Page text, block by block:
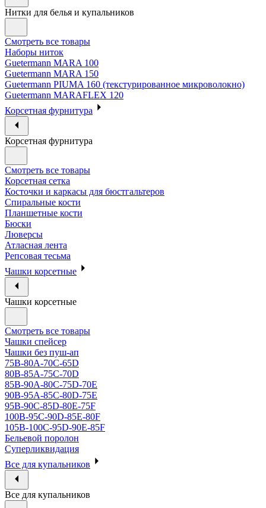
Нитки для белья и купальников
Смотреть все товары
Наборы ниток
Guetermann MARA 100
Guetermann MARA 150
Guetermann PIUMA 160 (текстурированное микроволокно)
Guetermann MARAFLEX 120
Корсетная фурнитура
Корсетная фурнитура
Смотреть все товары
Корсетная сетка
Косточки и каркасы для бюстгальтеров
Спиральные кости
Планшетные кости
Бюски
Люверсы
Атласная лента
Репсовая тесьма
Чашки корсетные
Чашки корсетные
Смотреть все товары
Чашки спейсер
Чашки без пуш-ап
75В-80А-70С-65D
80В-85А-75С-70D
85В-90А-80С-75D-70E
90B-95A-85C-80D-75E
95B-90C-85D-80E-75F
100B-95C-90D-85E-80F
105B-100C-95D-90E-85F
Бельевой поролон
Суперликвидация
Все для купальников
Все для купальников